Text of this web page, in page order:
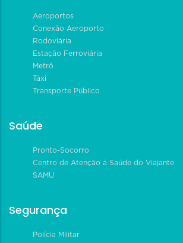
Aeroportos
Conexão Aeroporto
Rodoviária
Estação Ferroviária
Metrô
Táxi
Transporte Público
Saúde
Pronto-Socorro
Centro de Atenção à Saúde do Viajante
SAMU
Segurança
Polícia Militar